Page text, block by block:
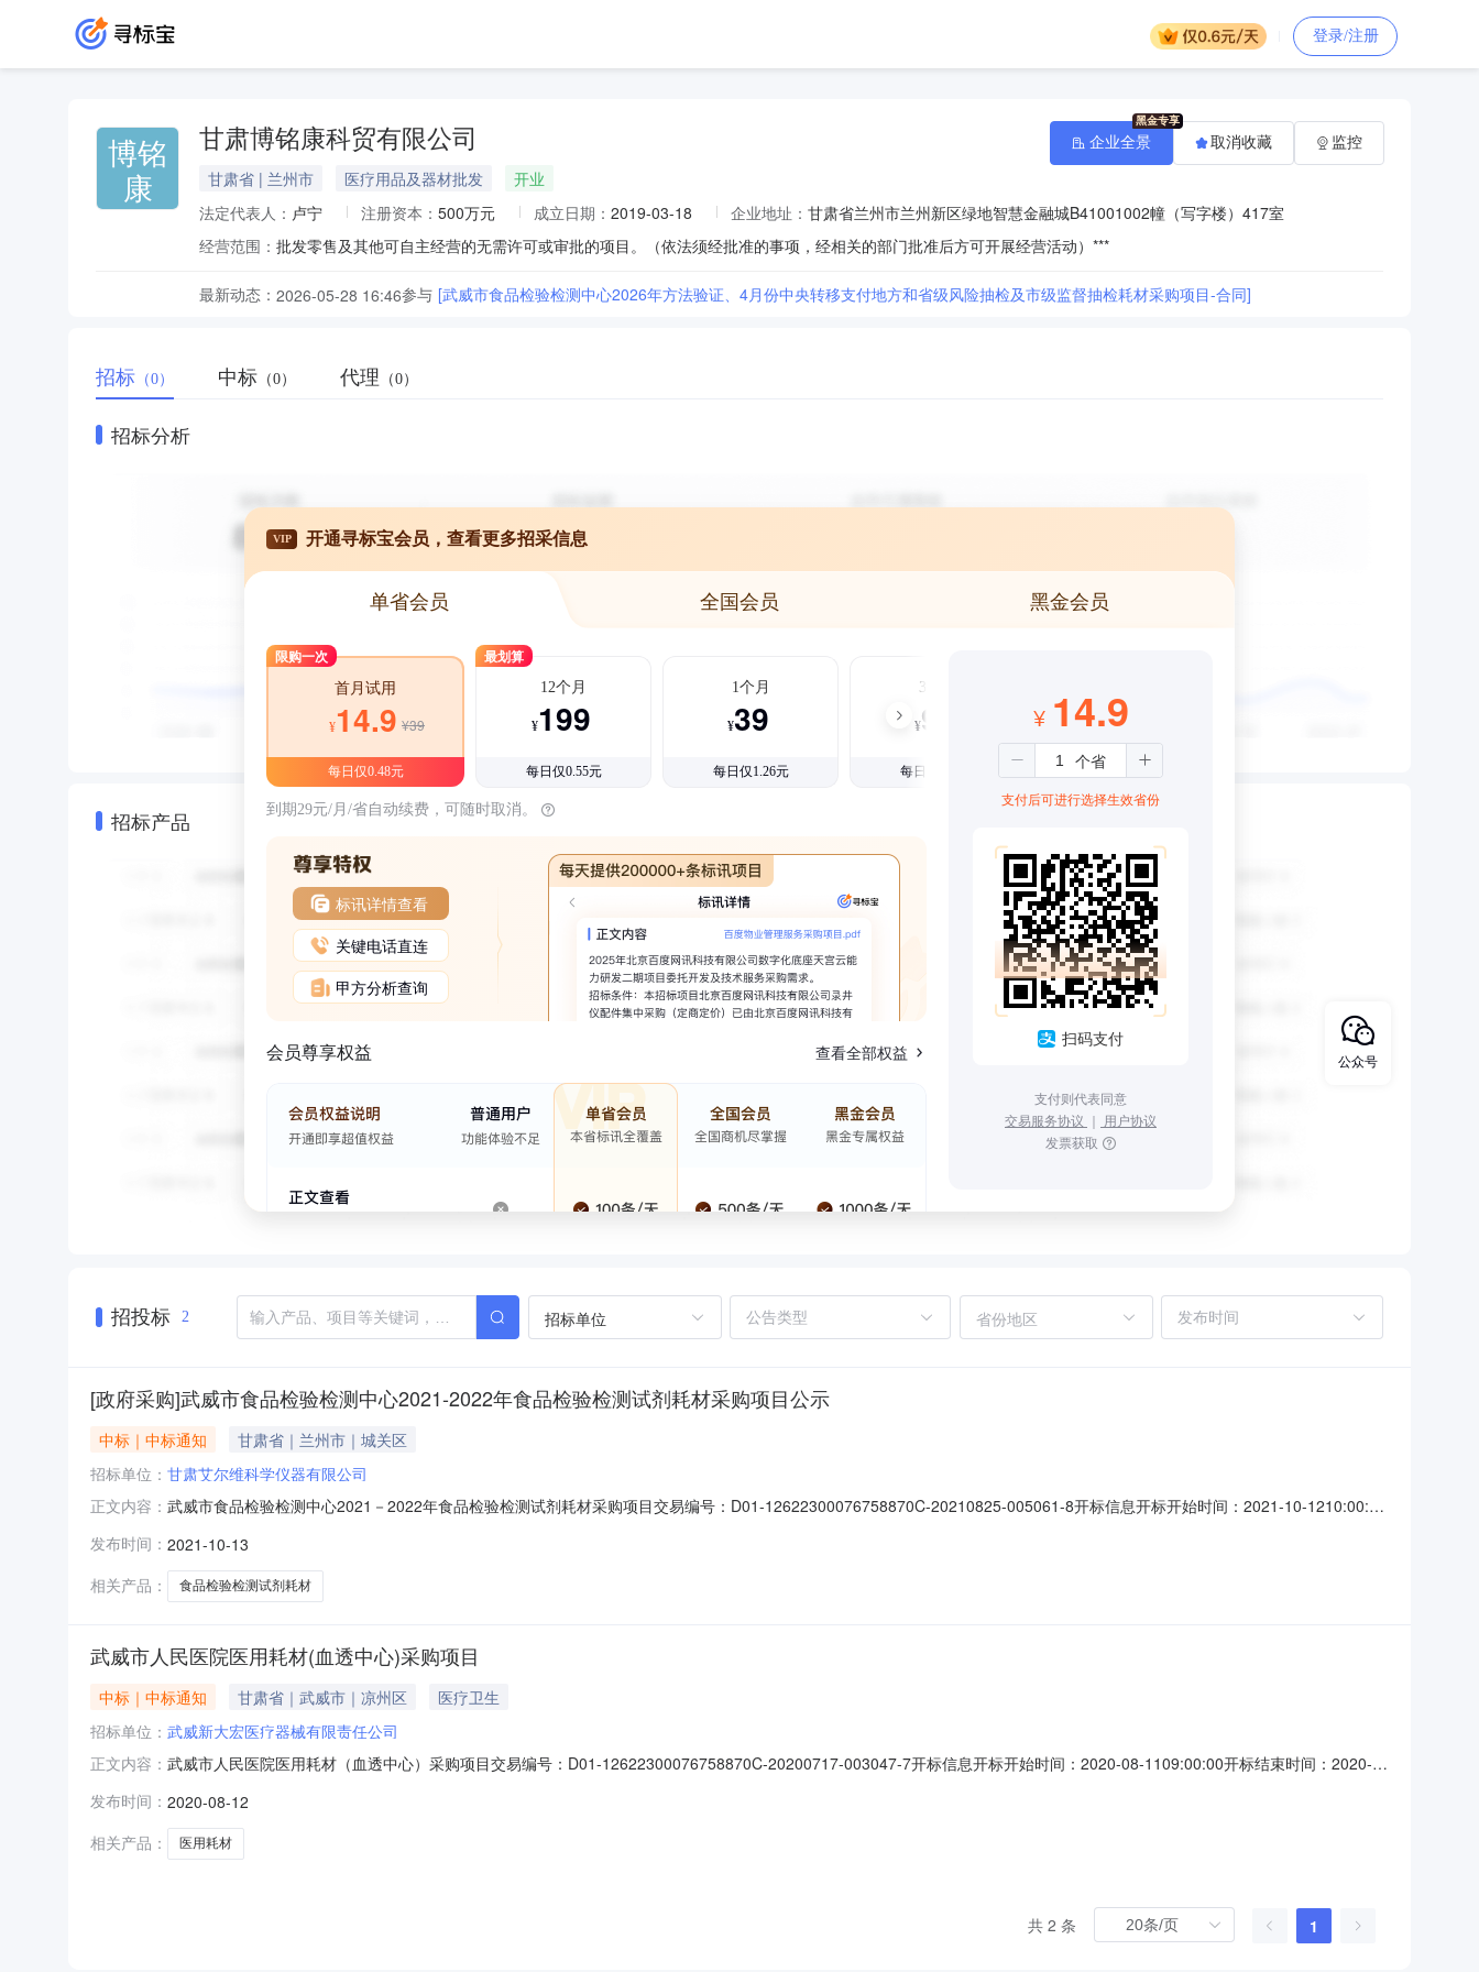
登录/注册
博铭
康
甘肃博铭康科贸有限公司
甘肃省 | 兰州市 医疗用品及器材批发
开业
法定代表人： 卢宁 注册资本： 500万元 成立日期： 2019-03-18 企业地址： 甘肃省兰州市兰州新区绿地智慧金融城B41001002幢（写字楼）417室
经营范围： 批发零售及其他可自主经营的无需许可或审批的项目。（依法须经批准的事项，经相关的部门批准后方可开展经营活动）***
最新动态： 2026-05-28 16:46参与 [武威市食品检验检测中心2026年方法验证、4月份中央转移支付地方和省级风险抽检及市级监督抽检耗材采购项目-合同]
企业全景 取消收藏 监控
招标 （0） 中标 （0） 代理 （0）
招标分析
招标产品
VIP 开通寻标宝会员，查看更多招采信息
单省会员 全国会员 黑金会员
限购一次
首月试用
¥14.9 ¥39
每日仅0.48元
最划算
12个月
¥199
每日仅0.55元
1个月
¥39
每日仅1.26元
3个月
¥99
每日仅1.08元
到期29元/月/省自动续费，可随时取消。
标讯详情查看
关键电话直连
甲方分析查询
会员尊享权益 查看全部权益
¥ 14.9
支付后可进行选择生效省份
扫码支付
支付则代表同意
交易服务协议 ｜ 用户协议
发票获取
招投标 2 招标单位 省份地区
[政府采购]武威市食品检验检测中心2021-2022年食品检验检测试剂耗材采购项目公示
中标｜中标通知
甘肃省｜兰州市｜城关区
招标单位： 甘肃艾尔维科学仪器有限公司
正文内容： 武威市食品检验检测中心2021－2022年食品检验检测试剂耗材采购项目交易编号：D01-12622300076758870C-20210825-005061-8开标信息开标开始时间：2021-10-1210:00:00
明细序号投标人名称标段编号投标金额（万元）1甘肃艾尔维科学仪器有限公司E620600060
发布时间： 2021-10-13
相关产品：
食品检验检测试剂耗材
武威市人民医院医用耗材(血透中心)采购项目
中标｜中标通知 甘肃省｜武威市｜凉州区
医疗卫生
招标单位： 武威新大宏医疗器械有限责任公司
正文内容： 武威市人民医院医用耗材（血透中心）采购项目交易编号：D01-12622300076758870C-20200717-003047-7开标信息开标开始时间：2020-08-1109:00:00开标结束时间：2020-
投标人明细序号投标人名称标段编号投标金额（万元）1武威新大宏医疗器械有限责任公司E620600060
发布时间： 2020-08-12
相关产品：
医用耗材
共 2 条 1
公众号